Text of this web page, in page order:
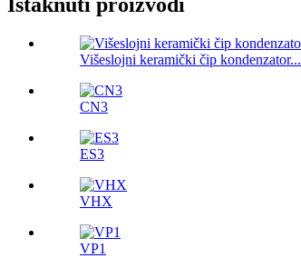
Istaknuti proizvodi
Višeslojni keramički čip kondenzator...
CN3
ES3
VHX
VP1